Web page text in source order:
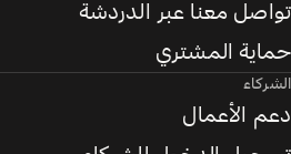
تواصل معنا عبر الدردشة
حماية المشتري
الشركاء
دعم الأعمال